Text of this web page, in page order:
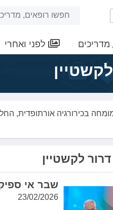
חיפוש
מדריכים לפני ואחרי
מומחה בכירורגיה
לקשטיין
שבר אי
23/02/2026